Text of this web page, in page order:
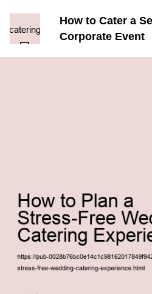
How to Cater a
Corporate Event